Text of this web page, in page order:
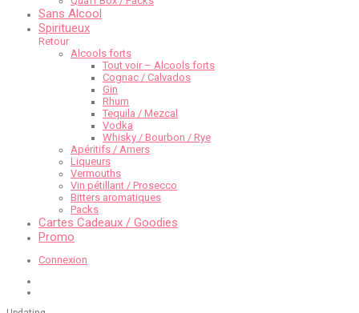
Sans Alcool
Spiritueux
Retour
Alcools forts
Tout voir – Alcools forts
Cognac / Calvados
Gin
Rhum
Tequila / Mezcal
Vodka
Whisky / Bourbon / Rye
Apéritifs / Amers
Liqueurs
Vermouths
Vin pétillant / Prosecco
Bitters aromatiques
Packs
Cartes Cadeaux / Goodies
Promo
Connexion